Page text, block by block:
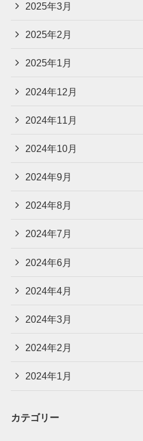
2025年3月
2025年2月
2025年1月
2024年12月
2024年11月
2024年10月
2024年9月
2024年8月
2024年7月
2024年6月
2024年4月
2024年3月
2024年2月
2024年1月
カテゴリー